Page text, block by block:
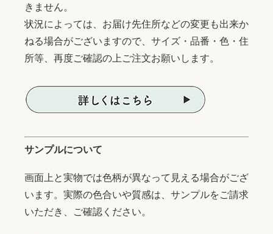
きません。
状況によっては、お届け先住所などの変更も出来か
ねる場合がございますので、サイズ・品番・色・住
所等、再度ご確認の上ご注文お願いします。
サンプルについて
画面上と実物では色柄が異なって見える場合がござ
います。実際の色合いや質感は、サンプルをご請求
いただき、ご確認ください。